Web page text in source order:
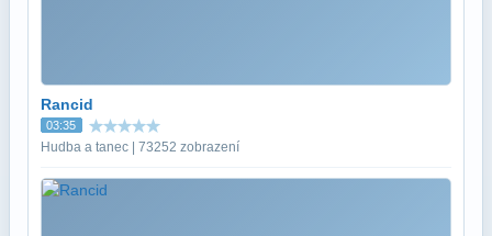
Rancid
03:35
Hudba a tanec | 73252 zobrazení